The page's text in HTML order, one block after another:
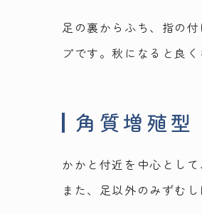
足の裏からふち、指の
プです。秋になると良く
角質増殖型
かかと付近を中心とし
また、足以外のみずむ